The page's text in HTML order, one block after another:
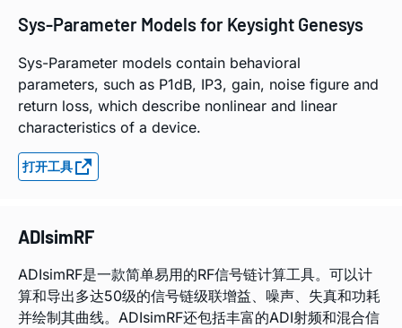
Sys-Parameter Models for Keysight Genesys
Sys-Parameter models contain behavioral
parameters, such as P1dB, IP3, gain, noise figure and
return loss, which describe nonlinear and linear
characteristics of a device.
打开工具
ADIsimRF
ADIsimRF是一款简单易用的RF信号链计算工具。可以计
算和导出多达50级的信号链级联增益、噪声、失真和功耗
并绘制其曲线。ADIsimRF还包括丰富的ADI射频和混合信